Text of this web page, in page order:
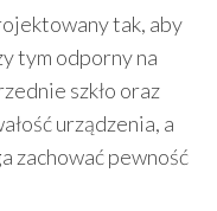
tak, aby
tym odporny na
szkło oraz
urządzenia, a
zachować pewność